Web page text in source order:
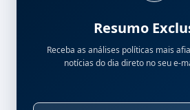
Resumo
Receba as análises políticas mais
notícias do dia direto no seu e-